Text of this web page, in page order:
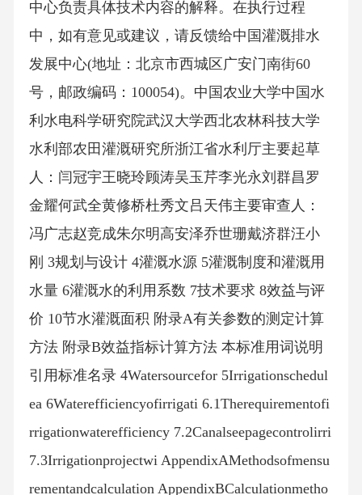
中心负责具体技术内容的解释。在执行过程
中，如有意见或建议，请反馈给中国灌溉排水
发展中心(地址：北京市西城区广安门南街60
号，邮政编码：100054)。中国农业大学中国水
利水电科学研究院武汉大学西北农林科技大学
水利部农田灌溉研究所浙江省水利厅主要起草
人：闫冠宇王晓玲顾涛吴玉芹李光永刘群昌罗
金耀何武全黄修桥杜秀文吕天伟主要审查人：
冯广志赵竞成朱尔明高安泽乔世珊戴济群汪小
刚 3规划与设计 4灌溉水源 5灌溉制度和灌溉用
水量 6灌溉水的利用系数 7技术要求 8效益与评
价 10节水灌溉面积 附录A有关参数的测定计算
方法 附录B效益指标计算方法 本标准用词说明
引用标准名录 4Watersourcefor 5Irrigationschedul
ea 6Waterefficiencyofirrigati 6.1Therequirementofi
rrigationwaterefficiency 7.2Canalseepagecontrolirri
7.3Irrigationprojectwi AppendixAMethodsofmensu
rementandcalculation AppendixBCalculationmetho